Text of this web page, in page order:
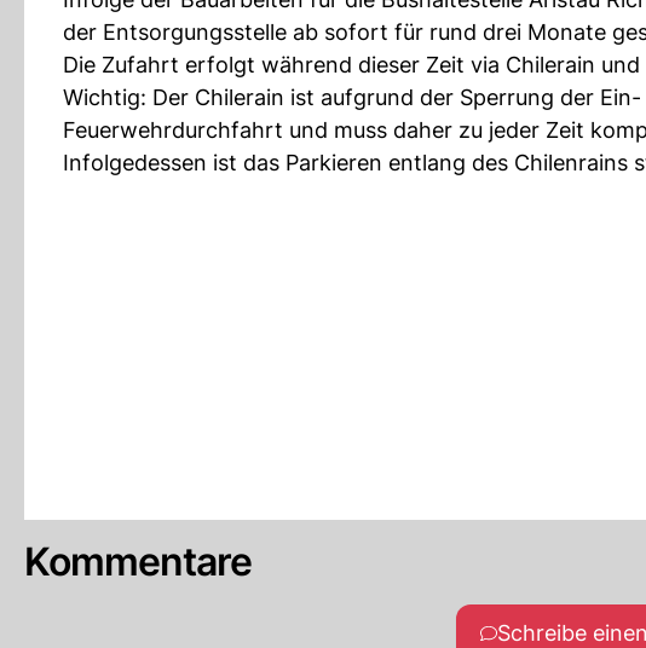
der Entsorgungsstelle ab sofort für rund drei Monate
Die Zufahrt erfolgt während dieser Zeit via Chilerain
Wichtig: Der Chilerain ist aufgrund der Sperrung der
Feuerwehrdurchfahrt und muss daher zu jeder Zeit
Infolgedessen ist das Parkieren entlang des Chilenrains
Kommentare
Schreibe